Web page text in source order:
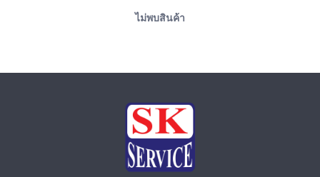
ไม่พบสินค้า